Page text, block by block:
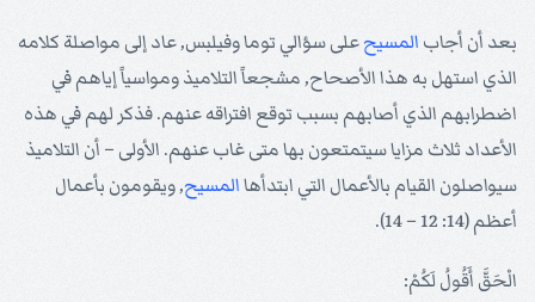
بعد أن أجاب المسيحعلى سؤالي توما وفيلبس, عاد إلى مواصلة كلامه
الذي استهل به هذا الأصحاح, مشجعاً التلاميذ ومواسياً إياهم في
اضطرابهم الذي أصابهم بسبب توقع افتراقه عنهم. فذكر لهم في هذه
الأعداد ثلاث مزايا سيتمتعون بها متى غاب عنهم. الأولى – أن التلاميذ
سيواصلون القيام بالأعمال التي ابتدأهاالمسيح, ويقومون بأعمال
أعظم (14: 12 – 14).
الْحَقَّ أَقُولُ لَكُمْ: